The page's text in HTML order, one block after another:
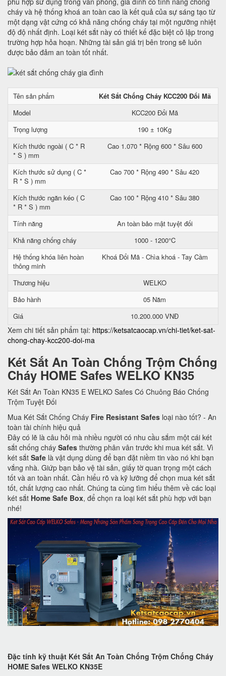
cháy và hệ thống khoá an toàn cao là kết quả của sự sáng tạo từ
một dạng vật cứng có khả năng chống cháy tại một ngưỡng nhiệt
độ độ nhất định. Loại két sắt này có thiết kế đặc biệt cô lập trong
trường hợp hỏa hoạn. Những tài sản giá trị bên trong sẽ luôn
được bảo đảm an toàn tốt nhất.
Tên sản phẩm
Két Sắt Chống Cháy KCC200 Đổi Mã
Model
KCC200 Đổi Mã
Trọng lượng
190 ± 10Kg
Kích thước ngoài ( C * R
* S ) mm
Cao 1.070 * Rộng 600 * Sâu 600
Kích thước sử dụng ( C *
R * S ) mm
Cao 700 * Rộng 490 * Sâu 420
Kích thước ngăn kéo ( C
* R * S ) mm
Cao 100 * Rộng 410 * Sâu 380
Tính năng
An toàn bảo mật tuyệt đối
Khả năng chống cháy
1000 - 1200°C
Hệ thống khóa liên hoàn
thông minh
Khoá Đổi Mã - Chìa khoá - Tay Cầm
Thương hiệu
WELKO
Bảo hành
05 Năm
Giá
10.200.000 VNĐ
Xem chi tiết sản phẩm tại: https://ketsatcaocap.vn/chi-tiet/ket-sat-
chong-chay-kcc200-doi-ma
Két Sắt An Toàn Chống Trộm Chống
Cháy HOME Safes WELKO KN35
Két Sắt An Toàn KN35 E WELKO Safes Có Chuông Báo Chống
Trộm Tuyệt Đối
Mua Két Sắt Chống Cháy Fire Resistant Safes loại nào tốt? - An
toàn tài chính hiệu quả
Đây có lẽ là câu hỏi mà nhiều người có nhu cầu sắm một cái két
sắt chống cháy Safes thường phân vân trước khi mua két sắt. Vì
két sắt Safe là vật dụng dùng để bạn đặt niềm tin vào nó khi bạn
vắng nhà. Giứp bạn bảo vệ tài sản, giấy tờ quan trọng một cách
tốt và an toàn nhất. Cần hiểu rõ và kỹ lưỡng để chọn mua két sắt
tốt, chất lượng cao nhất. Chúng ta cùng tìm hiểu thêm về các loại
két sắt Home Safe Box, để chọn ra loại két sắt phù hợp với bạn
nhé!
Đặc tính kỹ thuật Két Sắt An Toàn Chống Trộm Chống Cháy
HOME Safes WELKO KN35E